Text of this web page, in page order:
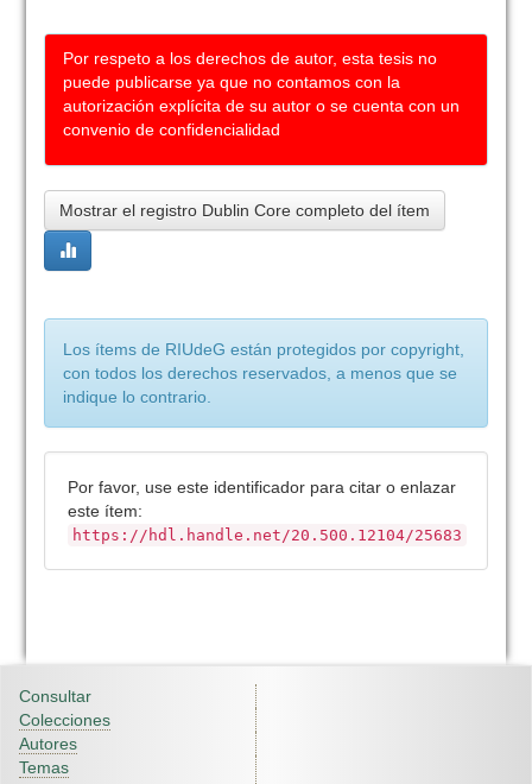
Por respeto a los derechos de autor, esta tesis no
puede publicarse ya que no contamos con la
autorización explícita de su autor o se cuenta con un
convenio de confidencialidad
Mostrar el registro Dublin Core completo del ítem
Los ítems de RIUdeG están protegidos por copyright,
con todos los derechos reservados, a menos que se
indique lo contrario.
Por favor, use este identificador para citar o enlazar
este ítem:
https://hdl.handle.net/20.500.12104/25683
Consultar
Colecciones
Autores
Temas